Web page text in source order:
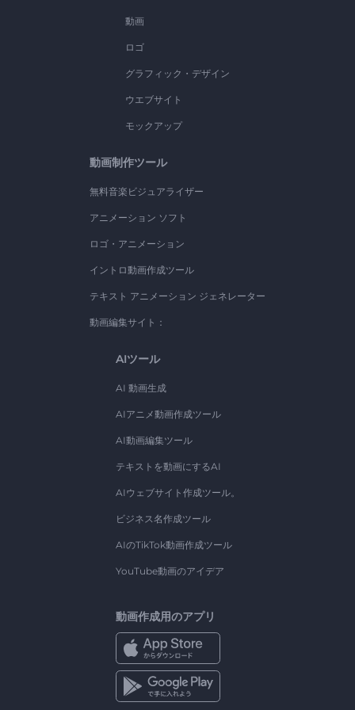
動画
ロゴ
グラフィック・デザイン
ウエブサイト
モックアップ
動画制作ツール
無料音楽ビジュアライザー
アニメーション ソフト
ロゴ・アニメーション
イントロ動画作成ツール
テキスト アニメーション ジェネレーター
動画編集サイト：
AIツール
AI 動画生成
AIアニメ動画作成ツール
AI動画編集ツール
テキストを動画にするAI
AIウェブサイト作成ツール。
ビジネス名作成ツール
AIのTikTok動画作成ツール
YouTube動画のアイデア
動画作成用のアプリ